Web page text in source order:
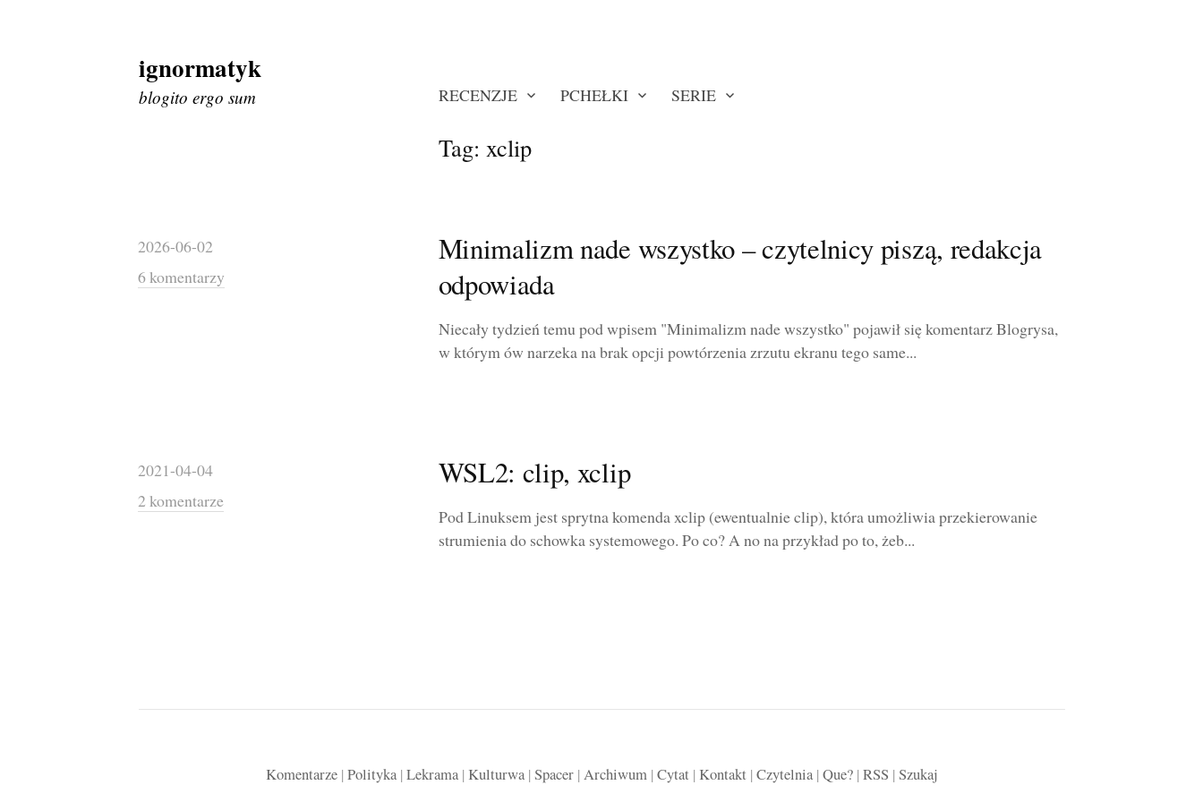
Skip
to
content
ignormatyk
blogito ergo sum RECENZJE PCHEŁKI SERIE
Tag: xclip
2026-06-02
6 komentarzy
Minimalizm nade wszystko – czytelnicy piszą, redakcja
odpowiada
Niecały tydzień temu pod wpisem "Minimalizm nade wszystko" pojawił się komentarz Blogrysa,
w którym ów narzeka na brak opcji powtórzenia zrzutu ekranu tego same...
2021-04-04
2 komentarze
WSL2: clip, xclip
Pod Linuksem jest sprytna komenda xclip (ewentualnie clip), która umożliwia przekierowanie
strumienia do schowka systemowego. Po co? A no na przykład po to, żeb...
Komentarze| Polityka| Lekrama| Kulturwa| Spacer| Archiwum| Cytat| Kontakt| Czytelnia| Que?| RSS | Szukaj